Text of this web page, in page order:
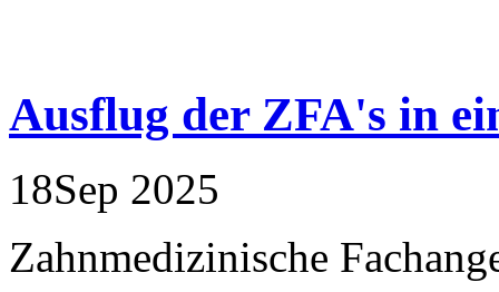
Ausflug der ZFA's in
18Sep 2025
Zahnmedizinische